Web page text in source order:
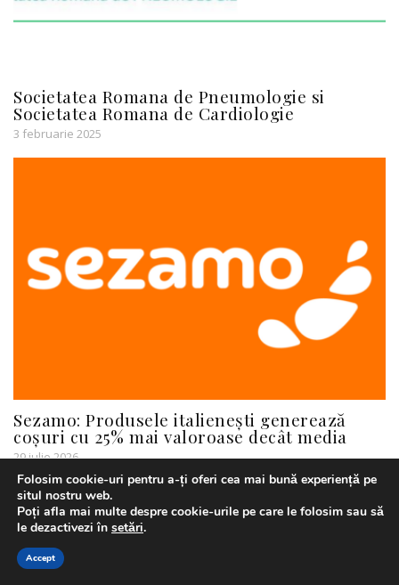
Societatea Romana de Pneumologie si
Societatea Romana de Cardiologie
3 februarie 2025
Sezamo: Produsele italienești generează
coșuri cu 25% mai valoroase decât media
29 iulie 2026
Lasă un răspuns
Name *
Folosim cookie-uri pentru a-ți oferi cea mai bună experiență pe
situl nostru web.
Poți afla mai multe despre cookie-urile pe care le folosim sau să
le dezactivezi în setări.
Accept